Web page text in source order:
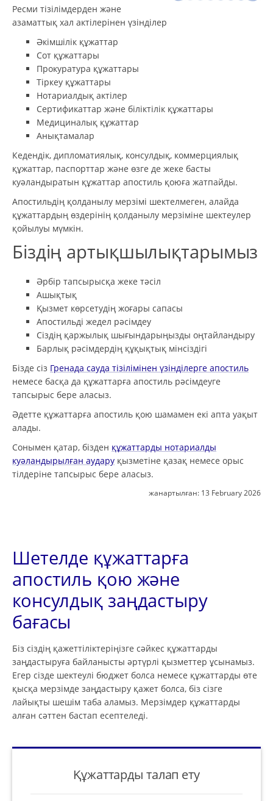
Ресми тізілімдерден және
азаматтық хал актілерінен үзінділер
Әкімшілік құжаттар
Сот құжаттары
Прокуратура құжаттары
Тіркеу құжаттары
Нотариалдық актілер
Сертификаттар және біліктілік құжаттары
Медициналық құжаттар
Анықтамалар
Кедендік, дипломатиялық, консулдық, коммерциялық
құжаттар, паспорттар және өзге де жеке басты
куәландыратын құжаттар апостиль қоюға жатпайды.
Апостильдің қолданылу мерзімі шектелмеген, алайда
құжаттардың өздерінің қолданылу мерзіміне шектеулер
қойылуы мүмкін.
Біздің артықшылықтарымыз
Әрбір тапсырысқа жеке тәсіл
Ашықтық
Қызмет көрсетудің жоғары сапасы
Апостильді жедел рәсімдеу
Сіздің қаржылық шығындарыңызды оңтайландыру
Барлық рәсімдердің құқықтық мінсіздігі
Бізде сіз Гренада сауда тізілімінен үзінділерге апостиль
немесе басқа да құжаттарға апостиль рәсімдеуге
тапсырыс бере аласыз.
Әдетте құжаттарға апостиль қою шамамен екі апта уақыт
алады.
Сонымен қатар, бізден құжаттарды нотариалды
куәландырылған аудару қызметіне қазақ немесе орыс
тілдеріне тапсырыс бере аласыз.
жанартылған: 13 February 2026
Шетелде құжаттарға
апостиль қою және
консулдық заңдастыру
бағасы
Біз сіздің қажеттіліктеріңізге сәйкес құжаттарды
заңдастыруға байланысты әртүрлі қызметтер ұсынамыз.
Егер сізде шектеулі бюджет болса немесе құжаттарды өте
қысқа мерзімде заңдастыру қажет болса, біз сізге
лайықты шешім таба аламыз. Мерзімдер құжаттарды
алған сәттен бастап есептеледі.
Құжаттарды талап ету